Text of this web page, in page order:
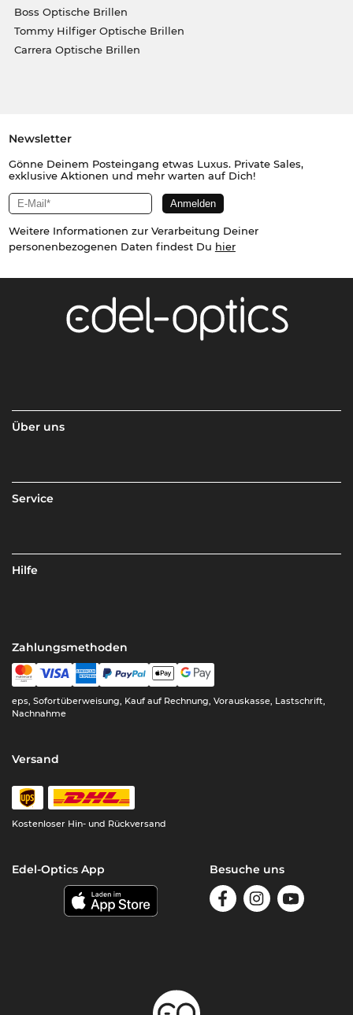
Boss Optische Brillen
Tommy Hilfiger Optische Brillen
Carrera Optische Brillen
Newsletter
Gönne Deinem Posteingang etwas Luxus. Private Sales,
exklusive Aktionen und mehr warten auf Dich!
Weitere Informationen zur Verarbeitung Deiner
personenbezogenen Daten findest Du hier
Über uns
Service
Hilfe
Zahlungsmethoden
eps, Sofortüberweisung, Kauf auf Rechnung, Vorauskasse, Lastschrift,
Nachnahme
Versand
Kostenloser Hin- und Rückversand
Edel-Optics App Besuche uns